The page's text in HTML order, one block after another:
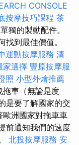
CONSOLE
按摩技巧課程 茶
獨的製動配件。
到最佳價值。
運動按摩服務 清
家選擇 豐原按摩服
照 小型外燴推薦
拖車（無論是度
是要了解國家的交
歐洲國家對拖車車
前通知我們的速度
北投按摩服務 安